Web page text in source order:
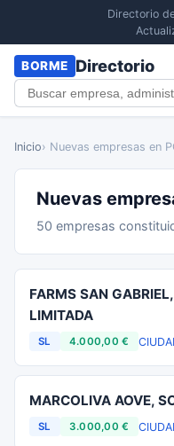
Directorio
BORME Directorio
Inicio› Nuevas empresas en
Nuevas
50 empresas
FARMS SAN
LIMITADA
SL 4.000,00 €
MARCOLIVA AOVE,
SL 3.000,00 €